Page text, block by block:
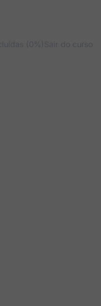
(0%)Sair do curso